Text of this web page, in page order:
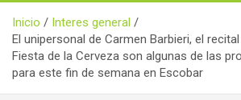
Inicio
Interes general
El unipersonal de Carmen Barbieri, el
Fiesta de la Cerveza son algunas de las
para este fin de semana en Escobar